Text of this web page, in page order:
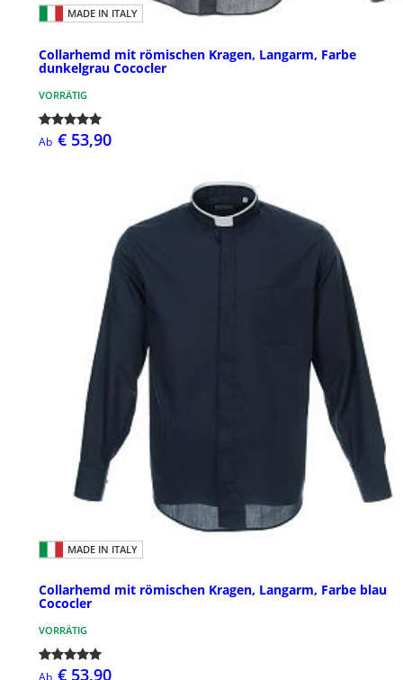
MADE IN ITALY
Collarhemd mit römischen Kragen, Langarm, Farbe
dunkelgrau Cococler
VORRÄTIG
Ab € 53,90
MADE IN ITALY
Collarhemd mit römischen Kragen, Langarm, Farbe blau
Cococler
VORRÄTIG
€ 53,90